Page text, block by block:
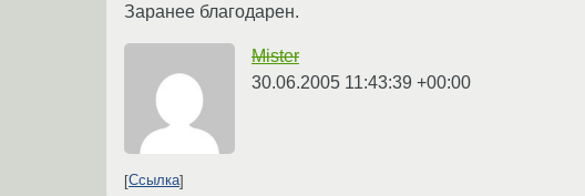
Заранее благодарен.
Mister
30.06.2005 11:43:39 +00:00
Ссылка